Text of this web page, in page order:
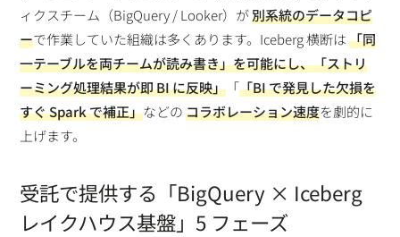
ィクスチーム（BigQuery / Looker）が別系統のデータコピ
ーで作業していた組織は多くあります。Iceberg 横断は「同
一テーブルを両チームが読み書き」を可能にし、「ストリ
ーミング処理結果が即 BI に反映」 「「BI で発見した欠損を
すぐ Spark で補正」などのコラボレーション速度を劇的に
上げます。
受託で提供する「BigQuery × Iceberg
レイクハウス基盤」5 フェーズ